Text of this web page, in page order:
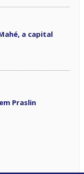
a capital
Praslin